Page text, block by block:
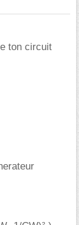
ton circuit